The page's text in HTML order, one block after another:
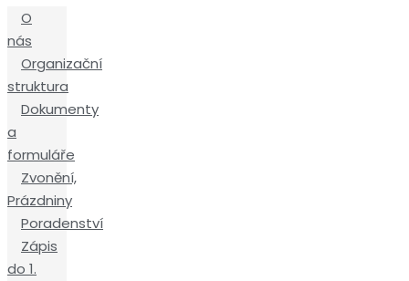
O
nás
Organizační
struktura
Dokumenty
a
formuláře
Zvonění,
Prázdniny
Poradenství
Zápis
do 1.